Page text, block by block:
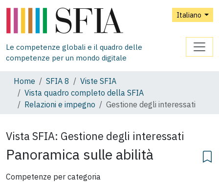
Italiano
Le competenze globali e il quadro delle
competenze per un mondo digitale
Home SFIA 8
Viste SFIA
Vista quadro completo della SFIA
Relazioni e impegno
Gestione degli interessati
Vista SFIA: Gestione degli interessati
Panoramica sulle abilità
Competenze per categoria